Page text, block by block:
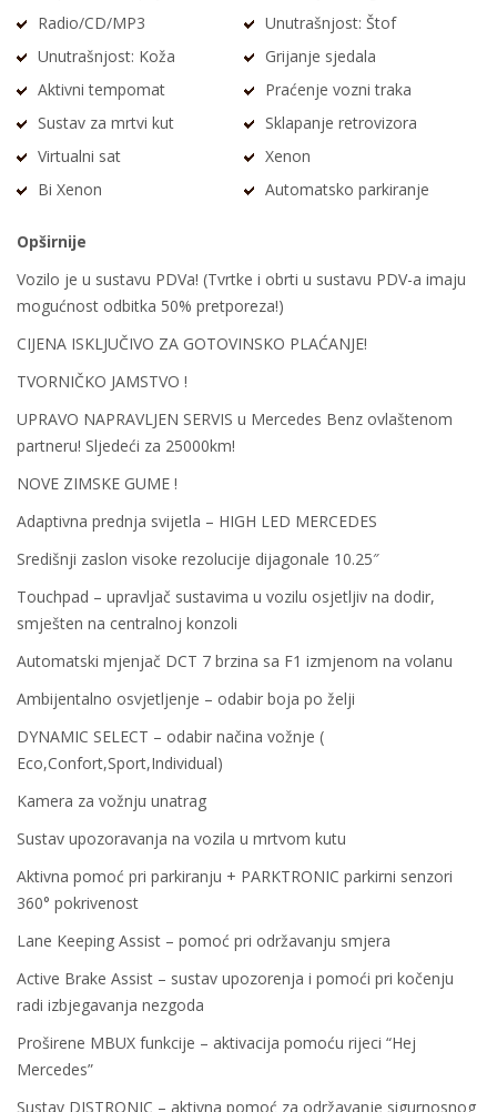
Radio/CD/MP3
Unutrašnjost: Štof
Unutrašnjost: Koža
Grijanje sjedala
Aktivni tempomat
Praćenje vozni traka
Sustav za mrtvi kut
Sklapanje retrovizora
Virtualni sat
Xenon
Bi Xenon
Automatsko parkiranje
Opširnije
Vozilo je u sustavu PDVa! (Tvrtke i obrti u sustavu PDV-a imaju
mogućnost odbitka 50% pretporeza!)
CIJENA ISKLJUČIVO ZA GOTOVINSKO PLAĆANJE!
TVORNIČKO JAMSTVO !
UPRAVO NAPRAVLJEN SERVIS u Mercedes Benz ovlaštenom
partneru! Sljedeći za 25000km!
NOVE ZIMSKE GUME !
Adaptivna prednja svijetla – HIGH LED MERCEDES
Središnji zaslon visoke rezolucije dijagonale 10.25″
Touchpad – upravljač sustavima u vozilu osjetljiv na dodir,
smješten na centralnoj konzoli
Automatski mjenjač DCT 7 brzina sa F1 izmjenom na volanu
Ambijentalno osvjetljenje – odabir boja po želji
DYNAMIC SELECT – odabir načina vožnje (
Eco,Confort,Sport,Individual)
Kamera za vožnju unatrag
Sustav upozoravanja na vozila u mrtvom kutu
Aktivna pomoć pri parkiranju + PARKTRONIC parkirni senzori
360° pokrivenost
Lane Keeping Assist – pomoć pri održavanju smjera
Active Brake Assist – sustav upozorenja i pomoći pri kočenju
radi izbjegavanja nezgoda
Proširene MBUX funkcije – aktivacija pomoću rijeci “Hej
Mercedes”
Sustav DISTRONIC – aktivna pomoć za održavanje sigurnosnog